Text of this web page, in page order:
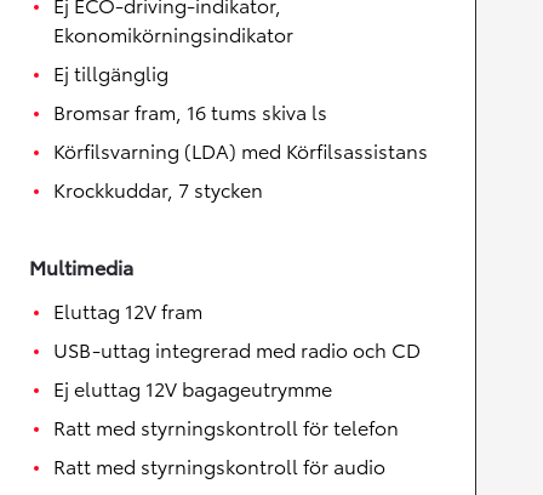
Ekonomikörningsindikator
Ej tillgänglig
Bromsar fram, 16 tums skiva ls
Körfilsvarning (LDA) med Körfilsassistans
Krockkuddar, 7 stycken
Multimedia
Eluttag 12V fram
USB-uttag integrerad med radio och CD
Ej eluttag 12V bagageutrymme
Ratt med styrningskontroll för telefon
Ratt med styrningskontroll för audio